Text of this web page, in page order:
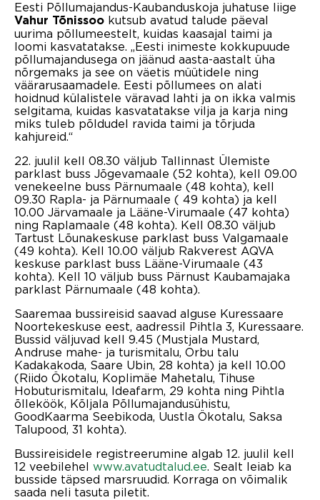
Eesti Põllumajandus-Kaubanduskoja juhatuse liige
Vahur Tõnissoo kutsub avatud talude päeval
uurima põllumeestelt, kuidas kaasajal taimi ja
loomi kasvatatakse. „Eesti inimeste kokkupuude
põllumajandusega on jäänud aasta-aastalt üha
nõrgemaks ja see on väetis müütidele ning
väärarusaamadele. Eesti põllumees on alati
hoidnud külalistele väravad lahti ja on ikka valmis
selgitama, kuidas kasvatatakse vilja ja karja ning
miks tuleb põldudel ravida taimi ja tõrjuda
kahjureid.“
22. juulil kell 08.30 väljub Tallinnast Ülemiste
parklast buss Jõgevamaale (52 kohta), kell 09.00
venekeelne buss Pärnumaale (48 kohta), kell
09.30 Rapla- ja Pärnumaale ( 49 kohta) ja kell
10.00 Järvamaale ja Lääne-Virumaale (47 kohta)
ning Raplamaale (48 kohta). Kell 08.30 väljub
Tartust Lõunakeskuse parklast buss Valgamaale
(49 kohta). Kell 10.00 väljub Rakverest AQVA
keskuse parklast buss Lääne-Virumaale (43
kohta). Kell 10 väljub buss Pärnust Kaubamajaka
parklast Pärnumaale (48 kohta).
Saaremaa bussireisid saavad alguse Kuressaare
Noortekeskuse eest, aadressil Pihtla 3, Kuressaare.
Bussid väljuvad kell 9.45 (Mustjala Mustard,
Andruse mahe- ja turismitalu, Orbu talu
Kadakakoda, Saare Ubin, 28 kohta) ja kell 10.00
(Riido Ökotalu, Koplimäe Mahetalu, Tihuse
Hobuturismitalu, Ideafarm, 29 kohta ning Pihtla
õlleköök, Kõljala Põllumajandusühistu,
GoodKaarma Seebikoda, Uustla Ökotalu, Saksa
Talupood, 31 kohta).
Bussireisidele registreerumine algab 12. juulil kell
12 veebilehel www.avatudtalud.ee. Sealt leiab ka
busside täpsed marsruudid. Korraga on võimalik
saada neli tasuta piletit.